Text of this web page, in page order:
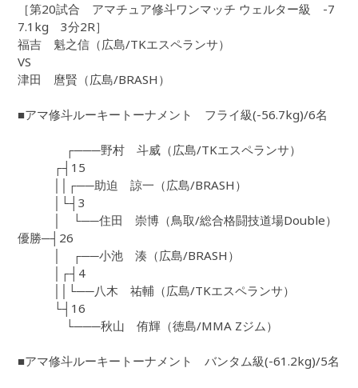
［第20試合 アマチュア修斗ワンマッチ ウェルター級 -7
7.1kg 3分2R］
福吉 魁之信（広島/TKエスペランサ）
VS
津田 麿賢（広島/BRASH）
■アマ修斗ルーキートーナメント フライ級(-56.7kg)/6名
┌───野村 斗威（広島/TKエスペランサ）
┌┤15
││┌──助迫 諒一（広島/BRASH）
│└┤3
│ └──住田 崇博（鳥取/総合格闘技道場Double）
優勝─┤26
│ ┌──小池 湊（広島/BRASH）
│┌┤4
││└──八木 祐輔（広島/TKエスペランサ）
└┤16
└───秋山 侑輝（徳島/MMA Zジム）
■アマ修斗ルーキートーナメント バンタム級(-61.2kg)/5名